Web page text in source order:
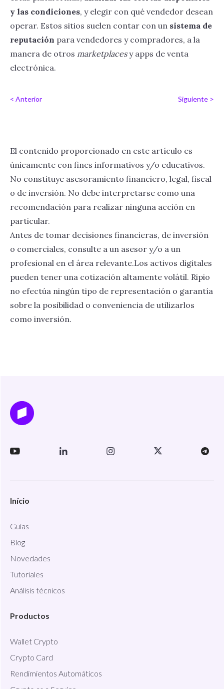
y las condiciones, y elegir con qué vendedor desean
operar. Estos sitios suelen contar con un sistema de
reputación para vendedores y compradores, a la
manera de otros marketplacesy apps de venta
electrónica.
< Anterior Siguiente >
El contenido proporcionado en este artículo es
únicamente con fines informativos y/o educativos.
No constituye asesoramiento financiero, legal, fiscal
o de inversión. No debe interpretarse como una
recomendación para realizar ninguna acción en
particular.
Antes de tomar decisiones financieras, de inversión
o comerciales, consulte a un asesor y/o a un
profesional en el área relevante.Los activos digitales
pueden tener una cotización altamente volátil. Ripio
no efectúa ningún tipo de representación o garantía
sobre la posibilidad o conveniencia de utilizarlos
como inversión.
Início
Guías
Blog
Novedades
Tutoriales
Análisis técnicos
Productos
Wallet Crypto
Crypto Card
Rendimientos Automáticos